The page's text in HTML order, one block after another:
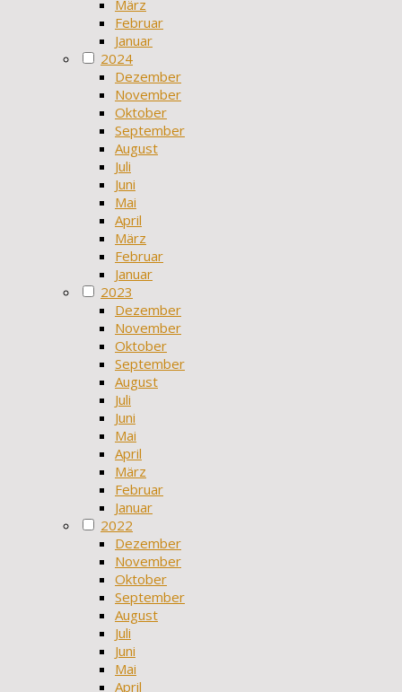
März
Februar
Januar
2024
Dezember
November
Oktober
September
August
Juli
Juni
Mai
April
März
Februar
Januar
2023
Dezember
November
Oktober
September
August
Juli
Juni
Mai
April
März
Februar
Januar
2022
Dezember
November
Oktober
September
August
Juli
Juni
Mai
April